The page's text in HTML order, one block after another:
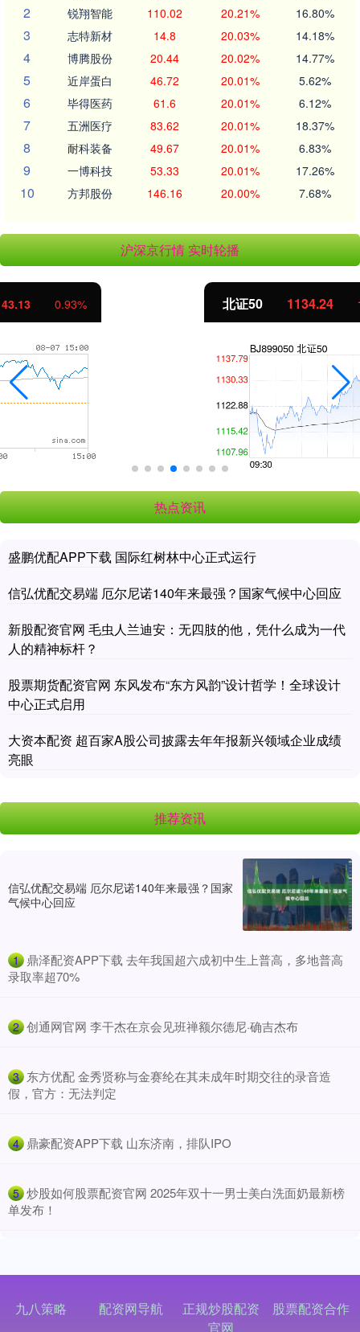
2 锐翔智能 110.02 20.21% 16.80%
3 志特新材 14.8 20.03% 14.18%
4 博腾股份 20.44 20.02% 14.77%
5 近岸蛋白 46.72 20.01% 5.62%
6 毕得医药 61.6 20.01% 6.12%
7 五洲医疗 83.62 20.01% 18.37%
8 耐科装备 49.67 20.01% 6.83%
9 一博科技 53.33 20.01% 17.26%
10 方邦股份 146.16 20.00% 7.68%
沪深京行情 实时轮播
北证50 11.37 1.01%
热点资讯
盛鹏优配APP下载 国际红树林中心正式运行
信弘优配交易端 厄尔尼诺140年来最强？国家气候中心回应
新股配资官网 毛虫人兰迪安：无四肢的他，凭什么成为一代
人的精神标杆？
股票期货配资官网 东风发布“东方风韵”设计哲学！全球设计
中心正式启用
大资本配资 超百家A股公司披露去年年报新兴领域企业成绩
亮眼
推荐资讯
信弘优配交易端 厄尔尼诺140年来最强？国家
气候中心回应
1 ​鼎泽配资APP下载 去年我国超六成初中生上普高，多地普高
录取率超70%
2 ​创通网官网 李干杰在京会见班禅额尔德尼·确吉杰布
3 ​东方优配 金秀贤称与金赛纶在其未成年时期交往的录音造
假，官方：无法判定
4 ​鼎豪配资APP下载 山东济南，排队IPO
5 ​炒股如何股票配资官网 2025年双十一男士美白洗面奶最新榜
单发布！
九八策略 配资网导航
正规炒股配资
官网
股票配资合作